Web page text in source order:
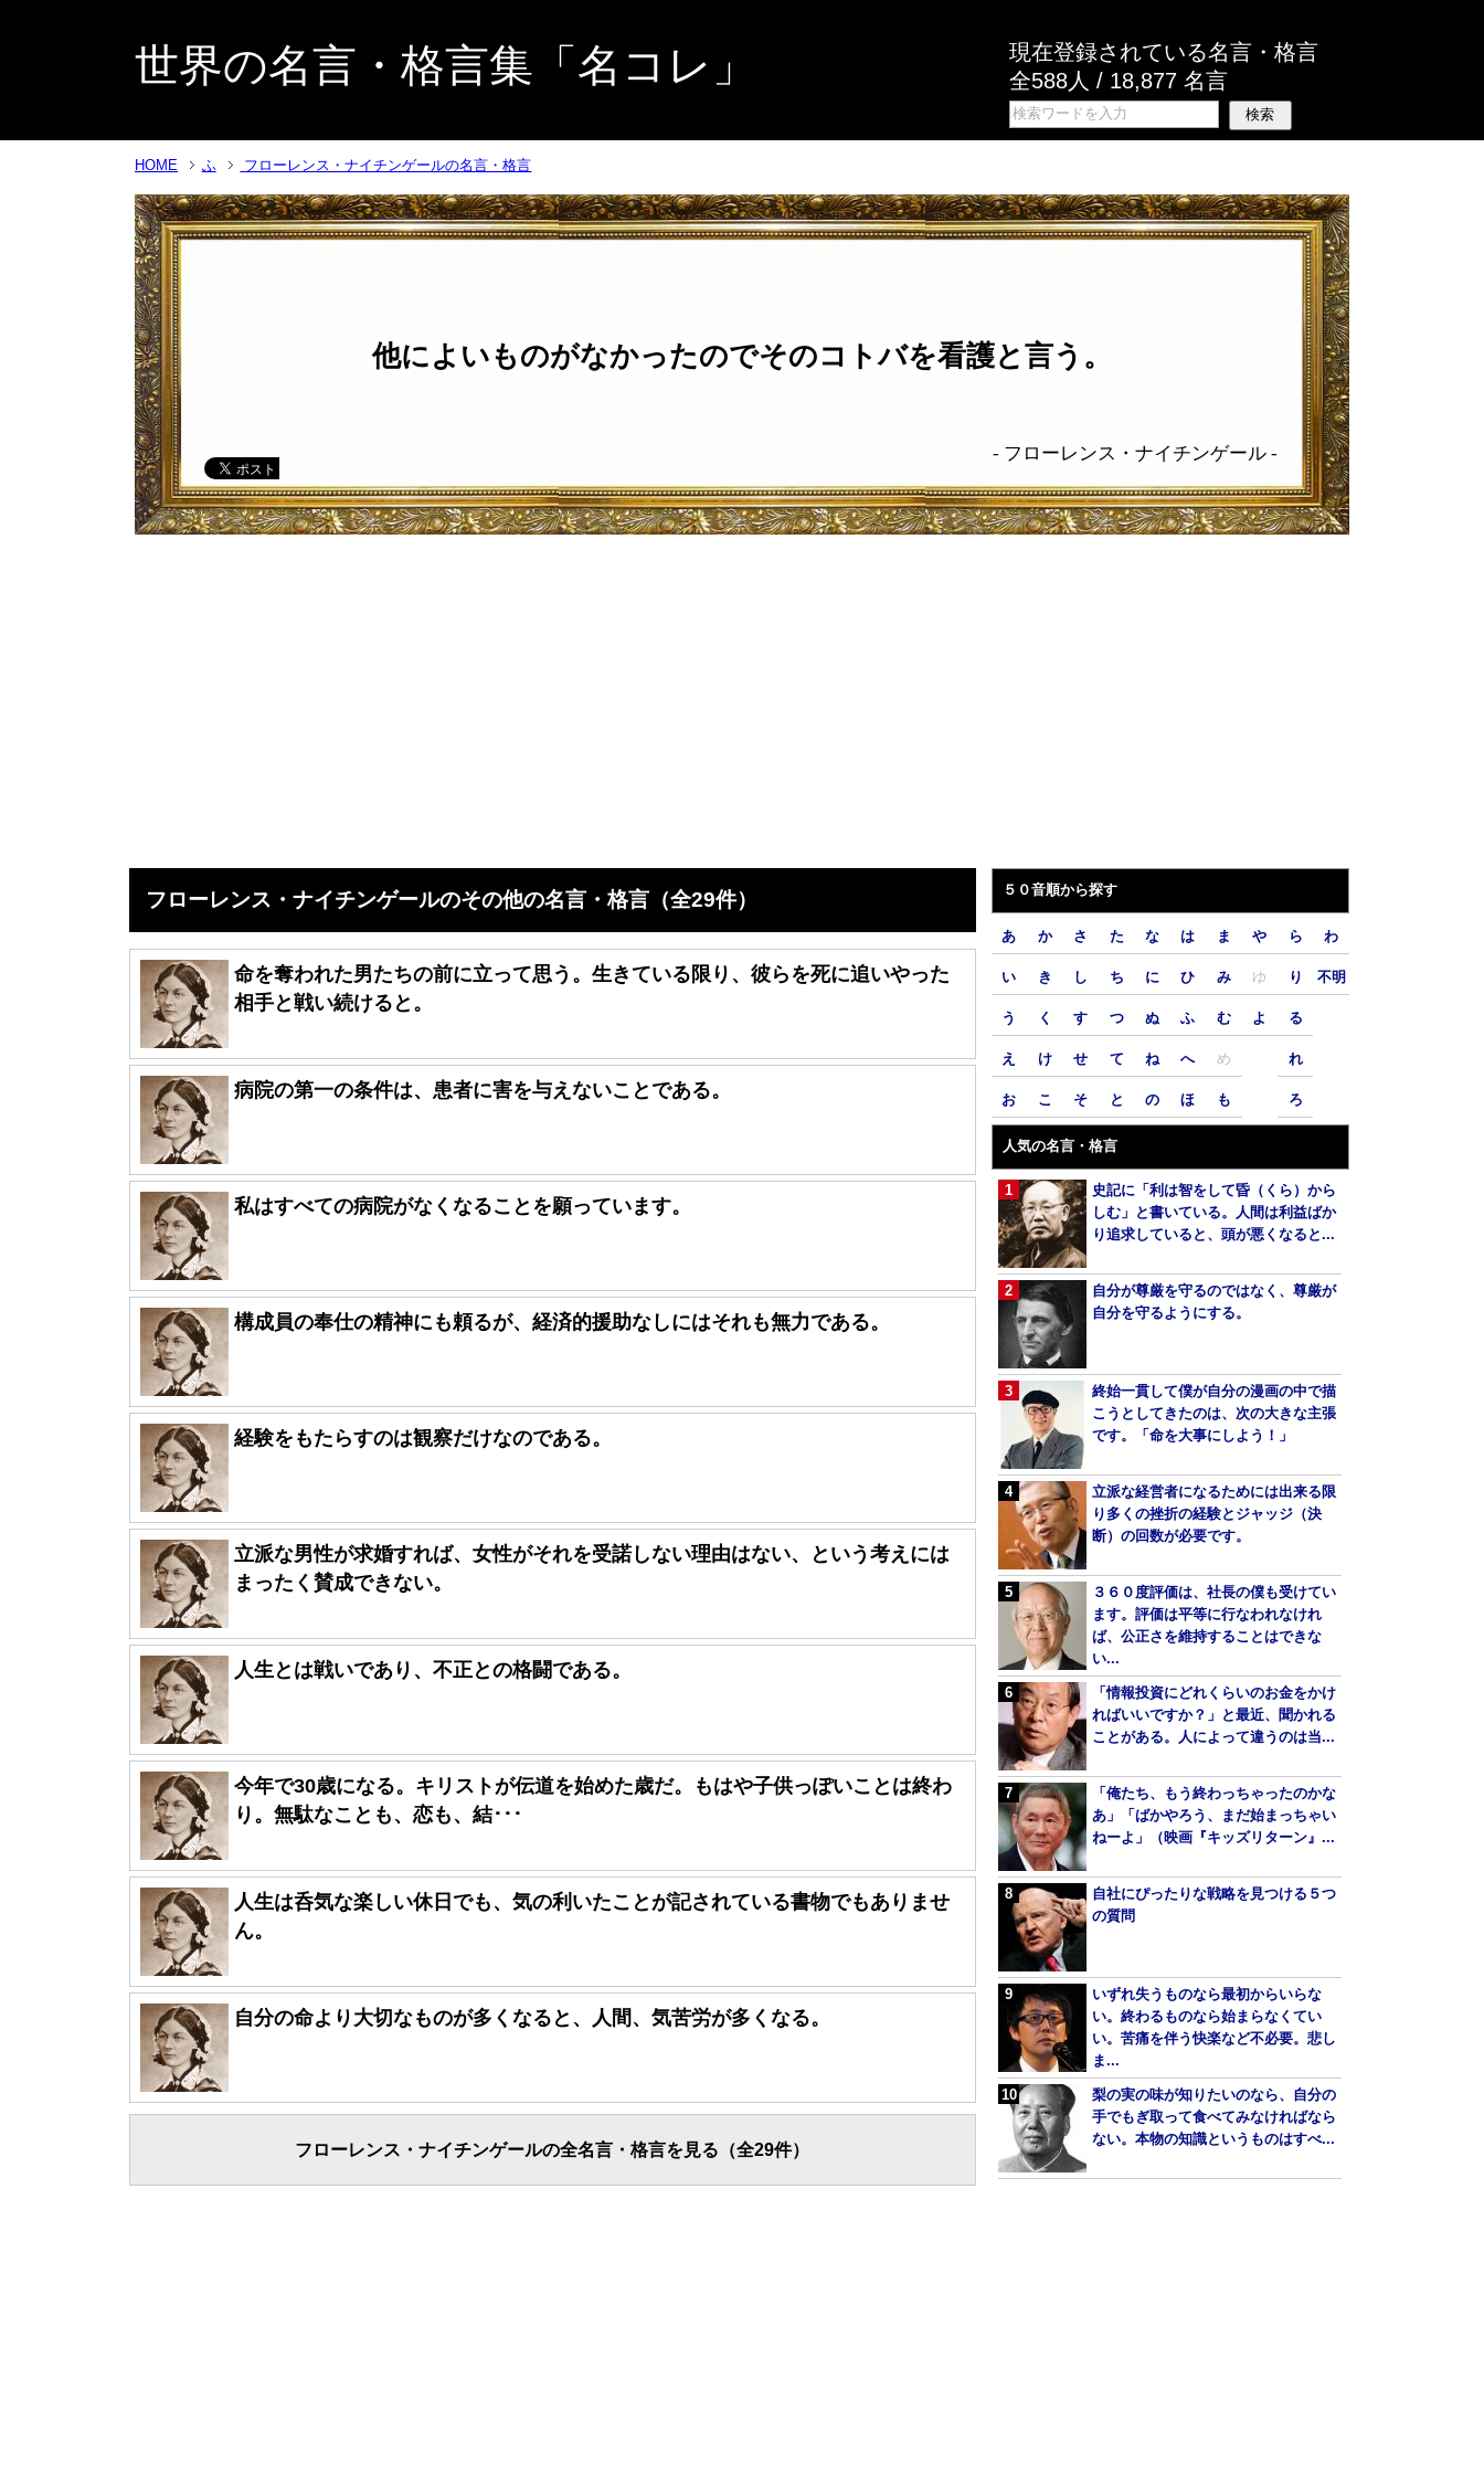
世界の名言・格言集「名コレ」
現在登録されている名言・格言
全588人 / 18,877 名言
HOME ふ フローレンス・ナイチンゲールの名言・格言
他によいものがなかったのでそのコトバを看護と言う。
- フローレンス・ナイチンゲール -
フローレンス・ナイチンゲールのその他の名言・格言（全29件）
命を奪われた男たちの前に立って思う。生きている限り、彼らを死に追いやった
相手と戦い続けると。
病院の第一の条件は、患者に害を与えないことである。
私はすべての病院がなくなることを願っています。
構成員の奉仕の精神にも頼るが、経済的援助なしにはそれも無力である。
経験をもたらすのは観察だけなのである。
立派な男性が求婚すれば、女性がそれを受諾しない理由はない、という考えには
まったく賛成できない。
人生とは戦いであり、不正との格闘である。
今年で30歳になる。キリストが伝道を始めた歳だ。もはや子供っぽいことは終わ
り。無駄なことも、恋も、結･･･
人生は呑気な楽しい休日でも、気の利いたことが記されている書物でもありませ
ん。
自分の命より大切なものが多くなると、人間、気苦労が多くなる。
フローレンス・ナイチンゲールの全名言・格言を見る（全29件）
５０音順から探す
あ
い
う
え
お
か
き
く
け
こ
さ
し
す
せ
そ
た
ち
つ
て
と
な
に
ぬ
ね
の
は
ひ
ふ
へ
ほ
ま
み
む
め
も
や
ゆ
よ
ら
り
る
れ
ろ
わ
不明
人気の名言・格言
史記に「利は智をして昏（くら）から
しむ」と書いている。人間は利益ばか
り追求していると、頭が悪くなると...
自分が尊厳を守るのではなく、尊厳が
自分を守るようにする。
終始一貫して僕が自分の漫画の中で描
こうとしてきたのは、次の大きな主張
です。「命を大事にしよう！」
立派な経営者になるためには出来る限
り多くの挫折の経験とジャッジ（決
断）の回数が必要です。
３６０度評価は、社長の僕も受けてい
ます。評価は平等に行なわれなけれ
ば、公正さを維持することはできな
い...
「情報投資にどれくらいのお金をかけ
ればいいですか？」と最近、聞かれる
ことがある。人によって違うのは当...
「俺たち、もう終わっちゃったのかな
あ」「ばかやろう、まだ始まっちゃい
ねーよ」（映画『キッズリターン』...
自社にぴったりな戦略を見つける５つ
の質問
いずれ失うものなら最初からいらな
い。終わるものなら始まらなくてい
い。苦痛を伴う快楽など不必要。悲し
ま...
梨の実の味が知りたいのなら、自分の
手でもぎ取って食べてみなければなら
ない。本物の知識というものはすべ...